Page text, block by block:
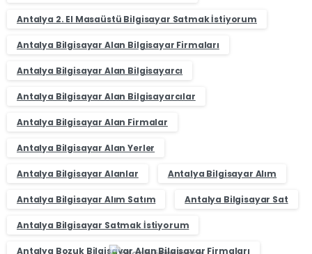
Antalya 2. El Masaüstü Bilgisayar Satmak İstiyorum
Antalya Bilgisayar Alan Bilgisayar Firmaları
Antalya Bilgisayar Alan Bilgisayarcı
Antalya Bilgisayar Alan Bilgisayarcılar
Antalya Bilgisayar Alan Firmalar
Antalya Bilgisayar Alan Yerler
Antalya Bilgisayar Alanlar Antalya Bilgisayar Alım
Antalya Bilgisayar Alım Satım Antalya Bilgisayar Sat
Antalya Bilgisayar Satmak İstiyorum
Antalya Bozuk Bilgisayar Alan Bilgisayar Firmaları